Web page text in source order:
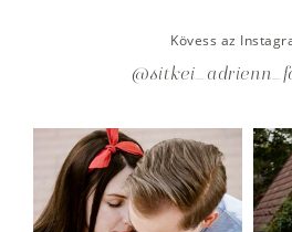
Kövess az